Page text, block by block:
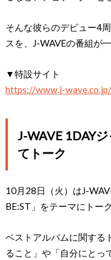
そんな彼らのデビュー4
スを、J-WAVEの番組が
▼特設サイト
https://www.j-
J-WAVE 1DAY
てトーク
10月28日（火）はJ-
BE:ST」をテーマにトーク
ベストアルバムに関する
ること」や「自分にとっ